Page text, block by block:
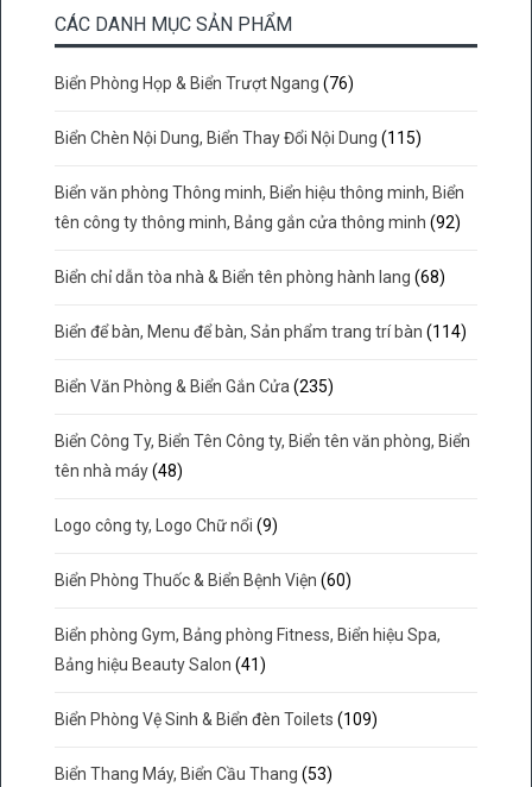
CÁC DANH MỤC SẢN PHẨM
Biển Phòng Họp & Biển Trượt Ngang (76)
Biển Chèn Nội Dung, Biển Thay Đổi Nội Dung (115)
Biển văn phòng Thông minh, Biển hiệu thông minh, Biển
tên công ty thông minh, Bảng gắn cửa thông minh (92)
Biển chỉ dẫn tòa nhà & Biển tên phòng hành lang (68)
Biển để bàn, Menu để bàn, Sản phẩm trang trí bàn (114)
Biển Văn Phòng & Biển Gắn Cửa (235)
Biển Công Ty, Biển Tên Công ty, Biển tên văn phòng, Biển
tên nhà máy (48)
Logo công ty, Logo Chữ nổi (9)
Biển Phòng Thuốc & Biển Bệnh Viện (60)
Biển phòng Gym, Bảng phòng Fitness, Biển hiệu Spa,
Bảng hiệu Beauty Salon (41)
Biển Phòng Vệ Sinh & Biển đèn Toilets (109)
Biển Thang Máy, Biển Cầu Thang (53)